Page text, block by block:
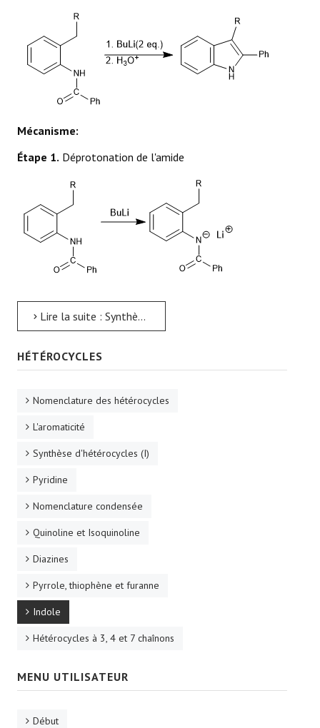
Mécanisme:
Étape 1. Déprotonation de l'amide
Lire la suite : Synthèse Madelung de l'indole
HÉTÉROCYCLES
Nomenclature des hétérocycles
L'aromaticité
Synthèse d'hétérocycles (I)
Pyridine
Nomenclature condensée
Quinoline et Isoquinoline
Diazines
Pyrrole, thiophène et furanne
Indole
Hétérocycles à 3, 4 et 7 chaînons
MENU UTILISATEUR
Début